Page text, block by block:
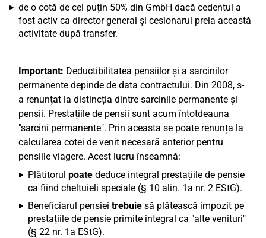
de o cotă de cel puțin 50% din GmbH dacă cedentul a
fost activ ca director general și cesionarul preia această
activitate după transfer.
Important: Deductibilitatea pensiilor și a sarcinilor
permanente depinde de data contractului. Din 2008, s-
a renunțat la distincția dintre sarcinile permanente și
pensii. Prestațiile de pensii sunt acum întotdeauna
"sarcini permanente". Prin aceasta se poate renunța la
calcularea cotei de venit necesară anterior pentru
pensiile viagere. Acest lucru înseamnă:
Plătitorul poate deduce integral prestațiile de pensie
ca fiind cheltuieli speciale (§ 10 alin. 1a nr. 2 EStG).
Beneficiarul pensiei trebuie să plătească impozit pe
prestațiile de pensie primite integral ca "alte venituri"
(§ 22 nr. 1a EStG).